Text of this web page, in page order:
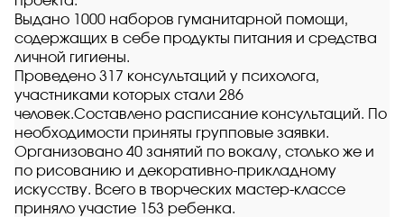
Выдано 1000 наборов гуманитарной помощи,
содержащих в себе продукты питания и средства
личной гигиены.
Проведено 317 консультаций у психолога,
участниками которых стали 286
человек.Составлено расписание консультаций. По
необходимости приняты групповые заявки.
Организовано 40 занятий по вокалу, столько же и
по рисованию и декоративно-прикладному
искусству. Всего в творческих мастер-классе
приняло участие 153 ребенка.